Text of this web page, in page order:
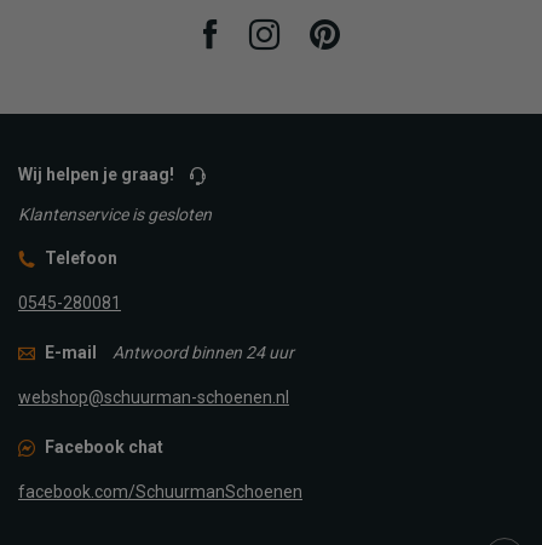
FacebookInstagramPinterest
Wij helpen je graag!
Klantenservice is gesloten
Telefoon
0545-280081
E-mail Antwoord binnen 24 uur
webshop@schuurman-schoenen.nl
Facebook chat
facebook.com/SchuurmanSchoenen